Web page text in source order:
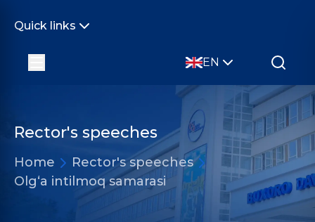
Quick links
EN
Rector's speeches
Home
Rector's speeches
Olg‘a intilmoq samarasi